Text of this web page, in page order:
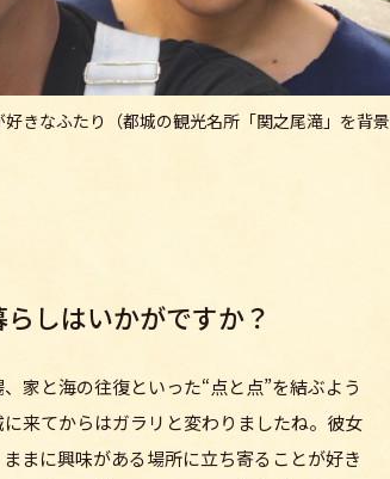
きなふたり（都城の観光名所「関之尾滝」を背景
しはいかがですか？
家と海の往復といった“点と点”を結ぶよう
来てからはガラリと変わりましたね。彼女
まに興味がある場所に立ち寄ることが好き